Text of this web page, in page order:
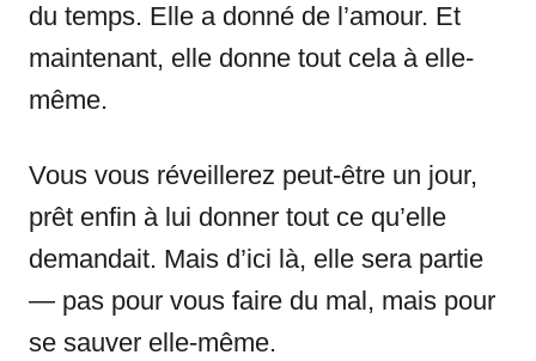
du temps. Elle a donné de l’amour. Et
maintenant, elle donne tout cela à elle-
même.
Vous vous réveillerez peut-être un jour,
prêt enfin à lui donner tout ce qu’elle
demandait. Mais d’ici là, elle sera partie
— pas pour vous faire du mal, mais pour
se sauver elle-même.